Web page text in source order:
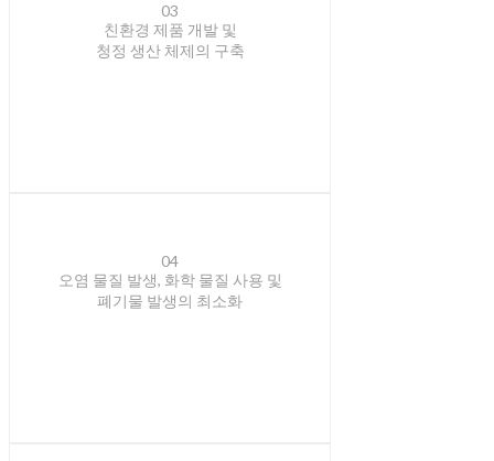
03
친환경 제품 개발 및
청정 생산 체제의 구축
04
오염 물질 발생, 화학 물질 사용 및
폐기물 발생의 최소화